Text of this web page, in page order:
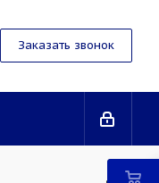
Заказать звонок